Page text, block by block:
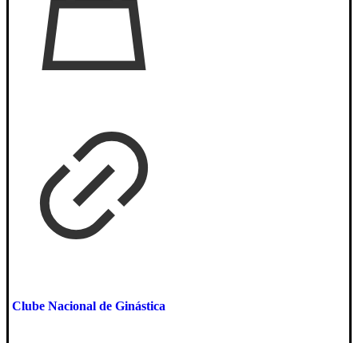
Clube Nacional de Ginástica